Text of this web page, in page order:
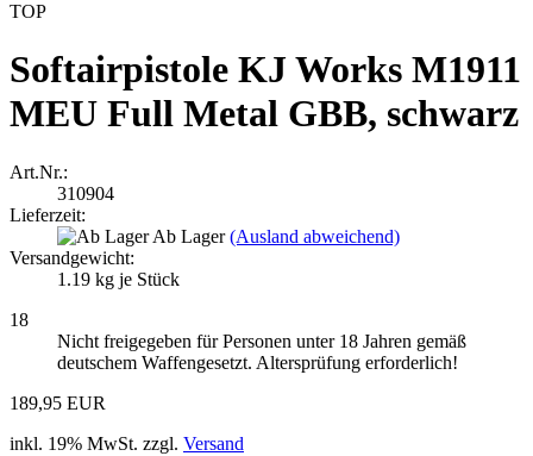
TOP
Softairpistole KJ Works M1911
MEU Full Metal GBB, schwarz
Art.Nr.:
310904
Lieferzeit:
Ab Lager(Ausland abweichend)
Versandgewicht:
1.19 kg je Stück
18
Nicht freigegeben für Personen unter 18 Jahren gemäß
deutschem Waffengesetzt. Altersprüfung erforderlich!
189,95 EUR
inkl. 19% MwSt. zzgl. Versand